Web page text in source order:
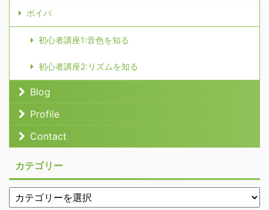
ボイパ
初心者講座1:音色を知る
初心者講座2:リズムを知る
Blog
Profile
Contact
カテゴリー